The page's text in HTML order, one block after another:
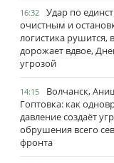
16:32
Удар по
очистным и
логистика рушится,
дорожает вдвое,
угрозой
14:15
Волчанск,
Гоптовка: как
давление создаёт
обрушения всего
фронта